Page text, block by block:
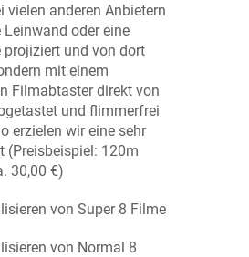
vielen anderen Anbietern
oder eine
projiziert und von dort
mit einem
Filmabtaster direkt von
und flimmerfrei
erzielen wir eine sehr
(Preisbeispiel: 120m
30,00 €)
von Super 8 Filme
von Normal 8